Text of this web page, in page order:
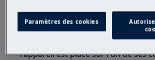
maintenance doit être effectuée
en position verticale. L'eau
endommager les composants
l'appareil est placé sur l'un de ses
Paramètres des cookies